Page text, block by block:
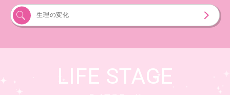
生理の変化
LIFE STAGE